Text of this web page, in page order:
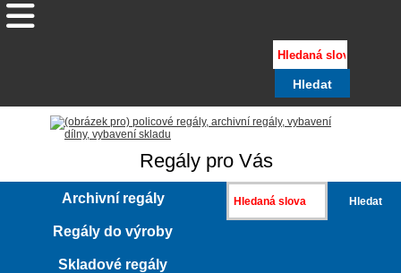
Regály pro Vás
Archivní regály
Regály do výroby
Skladové regály